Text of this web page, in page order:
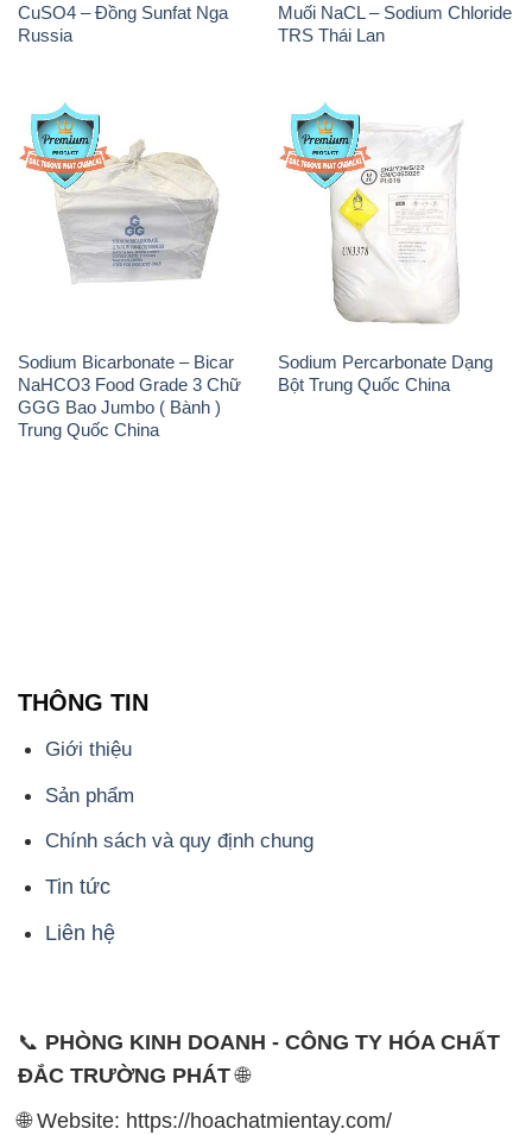
CuSO4 – Đồng Sunfat Nga
Russia
Muối NaCL – Sodium Chloride
TRS Thái Lan
Sodium Bicarbonate – Bicar
NaHCO3 Food Grade 3 Chữ
GGG Bao Jumbo ( Bành )
Trung Quốc China
Sodium Percarbonate Dạng
Bột Trung Quốc China
THÔNG TIN
Giới thiệu
Sản phẩm
Chính sách và quy định chung
Tin tức
Liên hệ
📞 PHÒNG KINH DOANH - CÔNG TY HÓA CHẤT
ĐẮC TRƯỜNG PHÁT🌐
🌐 Website: https://hoachatmientay.com/